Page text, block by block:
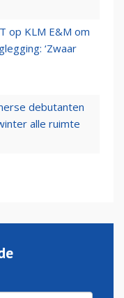
op KLM E&M om
‘Zwaar
debutanten
alle ruimte